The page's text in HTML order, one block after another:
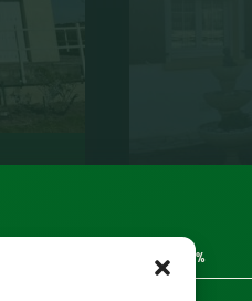
à
Vannes (56)